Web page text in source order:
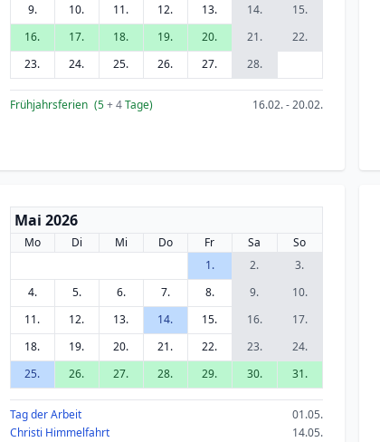
9.
10. 11. 12. 13. 14.
15.
16.
17. 18. 19. 20. 21.
22.
23.
24. 25. 26. 27. 28.
Frühjahrsferien (5+ 4Tage) 16.02. - 20.02.
Mai 2026
Mo Di Mi Do Fr Sa
So
1.
2.
3.
4.
5. 6. 7. 8. 9.
10.
11.
12. 13. 14. 15. 16.
17.
18.
19. 20. 21. 22. 23.
24.
25.
26. 27. 28. 29. 30. 31.
Tag der Arbeit
01.05.
Christi Himmelfahrt
14.05.